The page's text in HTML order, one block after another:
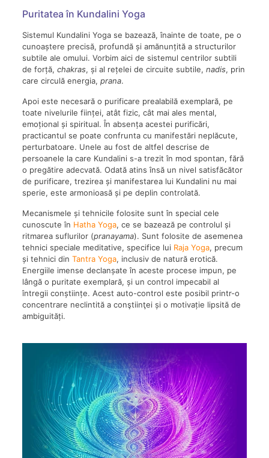
Puritatea în Kundalini Yoga
Sistemul Kundalini Yoga se bazează, înainte de toate, pe o
cunoaștere precisă, profundă și amănunțită a structurilor
subtile ale omului. Vorbim aici de sistemul centrilor subtili
de forță, chakras, și al rețelei de circuite subtile, nadis, prin
care circulă energia, prana.
Apoi este necesară o purificare prealabilă exemplară, pe
toate nivelurile ființei, atât fizic, cât mai ales mental,
emoțional și spiritual. În absența acestei purificări,
practicantul se poate confrunta cu manifestări neplăcute,
perturbatoare. Unele au fost de altfel descrise de
persoanele la care Kundalini s-a trezit în mod spontan, fără
o pregătire adecvată. Odată atins însă un nivel satisfăcător
de purificare, trezirea și manifestarea lui Kundalini nu mai
sperie, este armonioasă și pe deplin controlată.
Mecanismele și tehnicile folosite sunt în special cele
cunoscute în Hatha Yoga, ce se bazează pe controlul și
ritmarea suflurilor (pranayama). Sunt folosite de asemenea
tehnici speciale meditative, specifice lui Raja Yoga, precum
și tehnici din Tantra Yoga, inclusiv de natură erotică.
Energiile imense declanșate în aceste procese impun, pe
lângă o puritate exemplară, și un control impecabil al
întregii conștiințe. Acest auto-control este posibil printr-o
concentrare neclintită a conştiinţei și o motivație lipsită de
ambiguități.